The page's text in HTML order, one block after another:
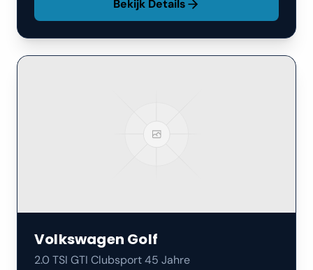
Bekijk Details
Volkswagen Golf
2.0 TSI GTI Clubsport 45 Jahre